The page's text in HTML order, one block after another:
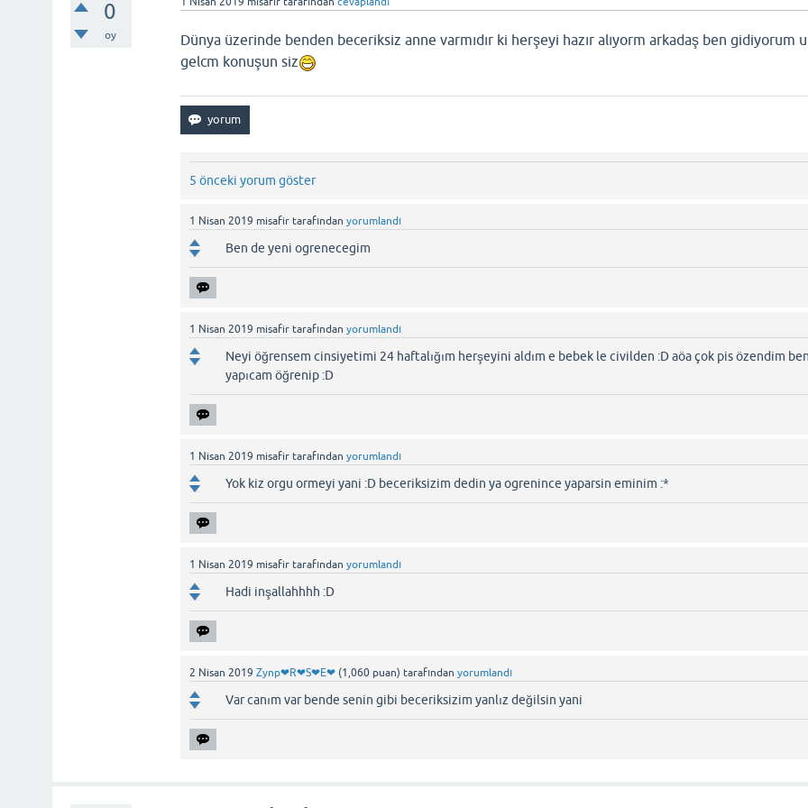
0
oy
Dünya üzerinde benden beceriksiz anne varmıdır ki herşeyi hazır alıyorm arkadaş ben gidiyorum
gelcm konuşun siz
5 önceki yorum göster
1 Nisan 2019 misafir tarafından yorumlandı
Ben de yeni ogrenecegim
1 Nisan 2019 misafir tarafından yorumlandı
Neyi öğrensem cinsiyetimi 24 haftalığım herşeyini aldım e bebek le civilden :D aöa çok pis özendim
yapıcam öğrenip :D
1 Nisan 2019 misafir tarafından yorumlandı
Yok kiz orgu ormeyi yani :D beceriksizim dedin ya ogrenince yaparsin eminim :*
1 Nisan 2019 misafir tarafından yorumlandı
Hadi inşallahhhh :D
2 Nisan 2019 Zynp❤R❤S❤E❤ (1,060 puan) tarafından yorumlandı
Var canım var bende senin gibi beceriksizim yanlız değilsin yani